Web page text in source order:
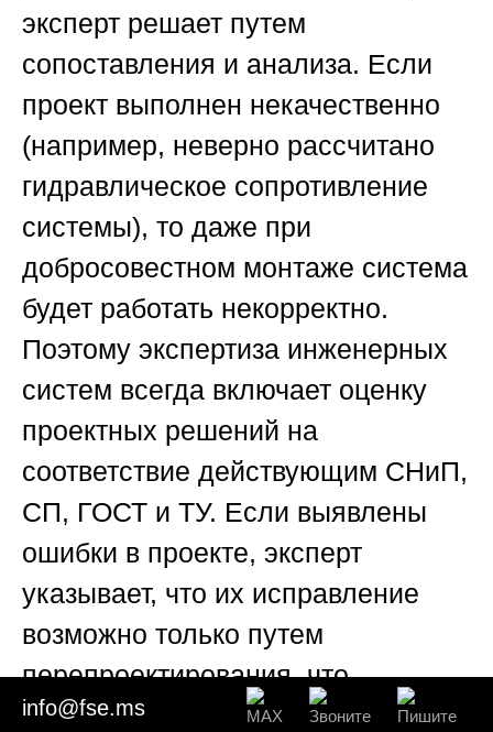
эксперт решает путем
сопоставления и анализа. Если
проект выполнен некачественно
(например, неверно рассчитано
гидравлическое сопротивление
системы), то даже при
добросовестном монтаже система
будет работать некорректно.
Поэтому экспертиза инженерных
систем всегда включает оценку
проектных решений на
соответствие действующим СНиП,
СП, ГОСТ и ТУ. Если выявлены
ошибки в проекте, эксперт
указывает, что их исправление
возможно только путем
перепроектирования, что
существенно влияет на стоимость
info@fse.ms